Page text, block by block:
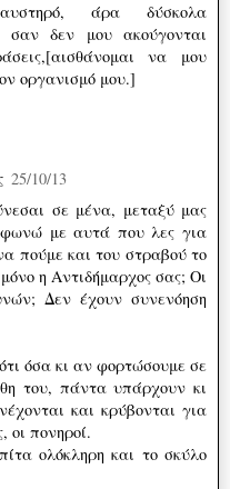
άρα δύσκολα
σαν δεν μου ακούγονται
να μου
οργανισμό μου.]
25/10/13
σε μένα, μεταξύ μας
με αυτά που λες για
πούμε και του στραβού το
η Αντιδήμαρχος σας; Οι
Δεν έχουν συνενόηση
όσα κι αν φορτώσουμε σε
του, πάντα υπάρχουν κι
και κρύβονται για
οι πονηροί.
ολόκληρη και το σκύλο